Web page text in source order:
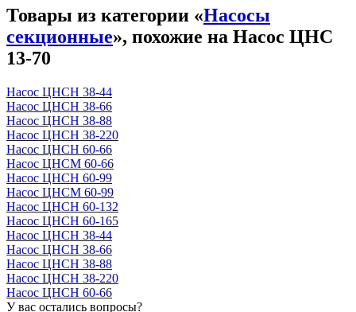
Товары из категории «Насосы
секционные», похожие на Насос ЦНС
13-70
Насос ЦНСН 38-44
Насос ЦНСН 38-66
Насос ЦНСН 38-88
Насос ЦНСН 38-220
Насос ЦНСН 60-66
Насос ЦНСМ 60-66
Насос ЦНСН 60-99
Насос ЦНСМ 60-99
Насос ЦНСН 60-132
Насос ЦНСН 60-165
Насос ЦНСН 38-44
Насос ЦНСН 38-66
Насос ЦНСН 38-88
Насос ЦНСН 38-220
Насос ЦНСН 60-66
У вас остались вопросы?